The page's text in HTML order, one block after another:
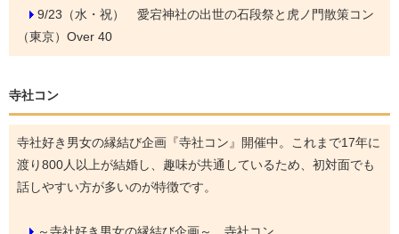
9/23（水・祝） 愛宕神社の出世の石段祭と虎ノ門散策コン
（東京）Over 40
寺社コン
寺社好き男女の縁結び企画『寺社コン』開催中。これまで17年に
渡り800人以上が結婚し、趣味が共通しているため、初対面でも
話しやすい方が多いのが特徴です。